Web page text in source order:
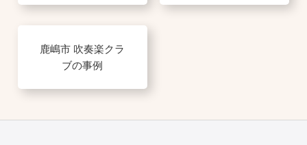
鹿嶋市 吹奏楽クラ
ブの事例